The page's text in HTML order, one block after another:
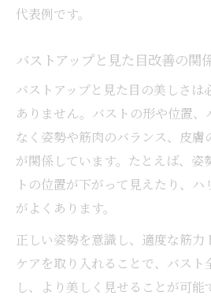
代表例です。
バストアップと見た目改善の関
バストアップと見た目の美しさは
ありません。バストの形や位置、
なく姿勢や筋肉のバランス、皮膚
が関係しています。たとえば、姿
トの位置が下がって見えたり、ハ
がよくあります。
正しい姿勢を意識し、適度な筋力
ケアを取り入れることで、バスト
し、より美しく見せることが可能